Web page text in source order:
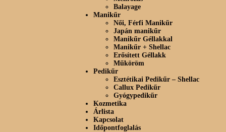
Balayage
Manikűr
Női, Férfi Manikűr
Japán manikűr
Manikűr Géllakkal
Manikűr + Shellac
Erősített Géllakk
Műköröm
Pedikűr
Esztétikai Pedikűr – Shellac
Callux Pedikűr
Gyógypedikűr
Kozmetika
Árlista
Kapcsolat
Időpontfoglalás